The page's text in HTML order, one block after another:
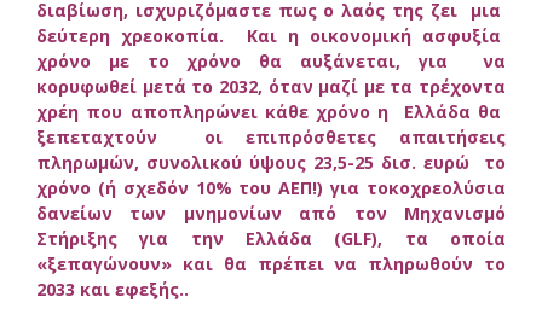
διαβίωση, ισχυριζόμαστε πως ο λαός της ζει μια
δεύτερη χρεοκοπία. Και η οικονομική ασφυξία
χρόνο με το χρόνο θα αυξάνεται, για να
κορυφωθεί μετά το 2032, όταν μαζί με τα τρέχοντα
χρέη που αποπληρώνει κάθε χρόνο η Ελλάδα θα
ξεπεταχτούν οι επιπρόσθετες απαιτήσεις
πληρωμών, συνολικού ύψους 23,5-25 δισ. ευρώ το
χρόνο (ή σχεδόν 10% του ΑΕΠ!) για τοκοχρεολύσια
δανείων των μνημονίων από τον Μηχανισμό
Στήριξης για την Ελλάδα (GLF), τα οποία
«ξεπαγώνουν» και θα πρέπει να πληρωθούν το
2033 και εφεξής..